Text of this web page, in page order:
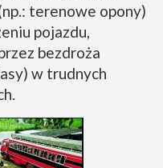
terenowe opony)
pojazdu,
bezdroża
w trudnych